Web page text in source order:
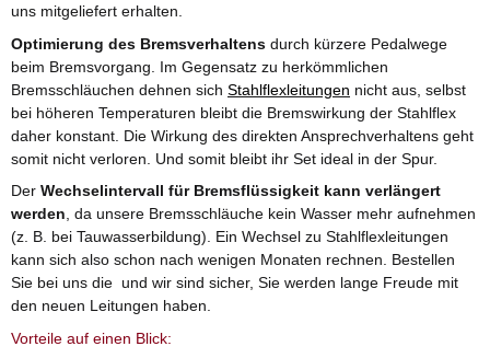
uns mitgeliefert erhalten.
Optimierung des Bremsverhaltens durch kürzere Pedalwege
beim Bremsvorgang. Im Gegensatz zu herkömmlichen
Bremsschläuchen dehnen sich Stahlflexleitungen nicht aus, selbst
bei höheren Temperaturen bleibt die Bremswirkung der Stahlflex
daher konstant. Die Wirkung des direkten Ansprechverhaltens geht
somit nicht verloren. Und somit bleibt ihr Set ideal in der Spur.
Der Wechselintervall für Bremsflüssigkeit kann verlängert
werden, da unsere Bremsschläuche kein Wasser mehr aufnehmen
(z. B. bei Tauwasserbildung). Ein Wechsel zu Stahlflexleitungen
kann sich also schon nach wenigen Monaten rechnen. Bestellen
Sie bei uns die und wir sind sicher, Sie werden lange Freude mit
den neuen Leitungen haben.
Vorteile auf einen Blick: